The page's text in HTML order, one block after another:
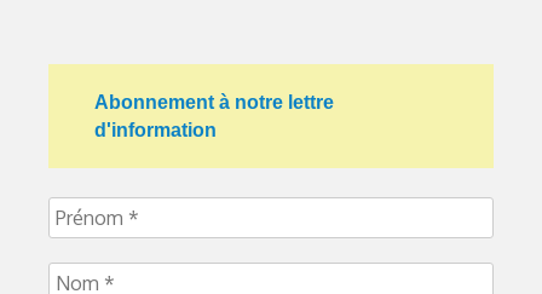
Abonnement à notre lettre
d'information